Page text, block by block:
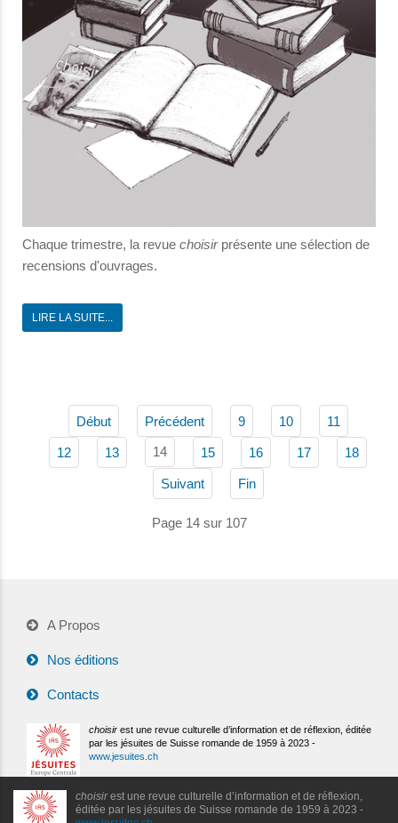
Chaque trimestre, la revue choisirprésente une sélection de
recensions d'ouvrages.
LIRE LA SUITE...
Début Précédent 9 10 11
12 13 14 15 16 17 18
Suivant Fin
Page 14 sur 107
A Propos
Nos éditions
Contacts
choisir est une revue culturelle d’information et de réflexion, éditée
par les jésuites de Suisse romande de 1959 à 2023 -
www.jesuites.ch
choisirest une revue culturelle d’information et de réflexion,
éditée par les jésuites de Suisse romande de 1959 à 2023 -